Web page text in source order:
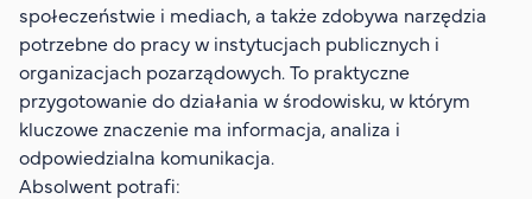
społeczeństwie i mediach, a także zdobywa narzędzia
potrzebne do pracy w instytucjach publicznych i
organizacjach pozarządowych. To praktyczne
przygotowanie do działania w środowisku, w którym
kluczowe znaczenie ma informacja, analiza i
odpowiedzialna komunikacja.
Absolwent potrafi: